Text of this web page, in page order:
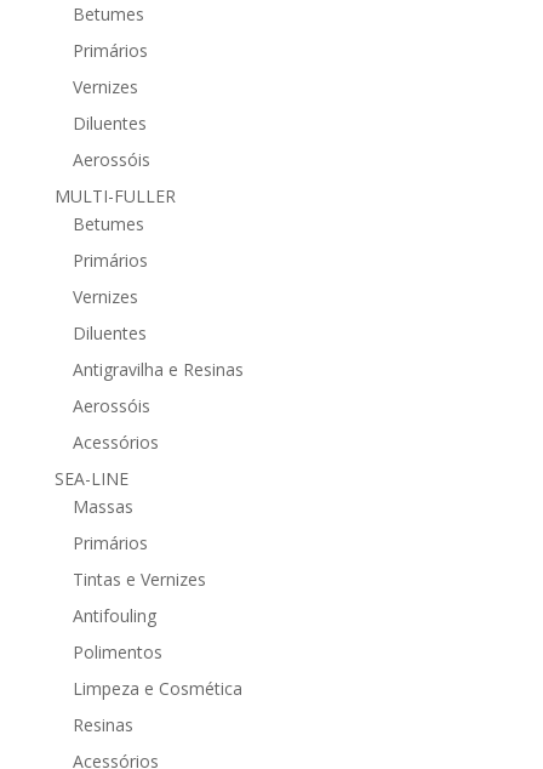
Betumes
Primários
Vernizes
Diluentes
Aerossóis
MULTI-FULLER
Betumes
Primários
Vernizes
Diluentes
Antigravilha e Resinas
Aerossóis
Acessórios
SEA-LINE
Massas
Primários
Tintas e Vernizes
Antifouling
Polimentos
Limpeza e Cosmética
Resinas
Acessórios